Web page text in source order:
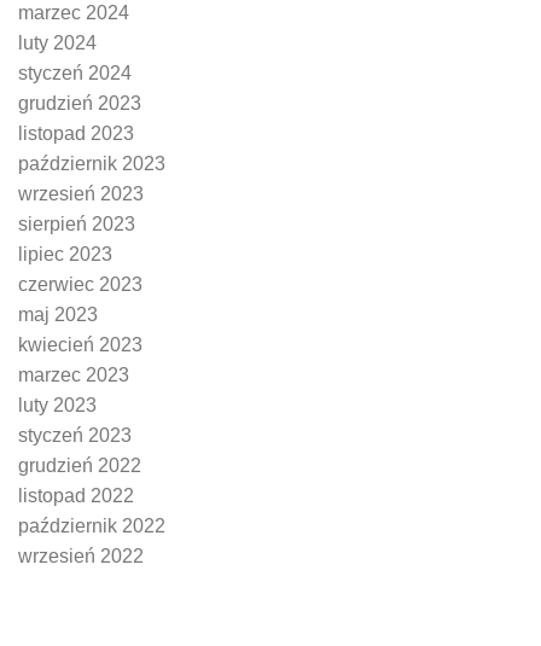
marzec 2024
luty 2024
styczeń 2024
grudzień 2023
listopad 2023
październik 2023
wrzesień 2023
sierpień 2023
lipiec 2023
czerwiec 2023
maj 2023
kwiecień 2023
marzec 2023
luty 2023
styczeń 2023
grudzień 2022
listopad 2022
październik 2022
wrzesień 2022